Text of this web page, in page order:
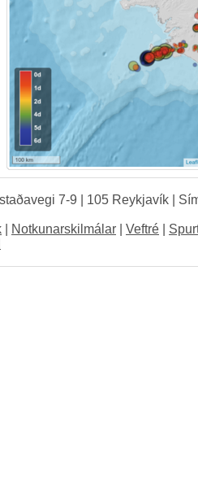
7-9 | 105 Reykjavík |
Notkunarskilmálar Veftré